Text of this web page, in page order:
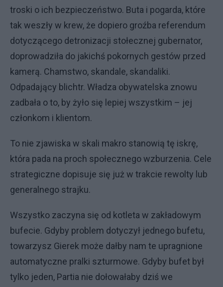
troski o ich bezpieczeństwo. Buta i pogarda, które
tak weszły w krew, że dopiero groźba referendum
dotyczącego detronizacji stołecznej gubernator,
doprowadziła do jakichś pokornych gestów przed
kamerą. Chamstwo, skandale, skandaliki.
Odpadający blichtr. Władza obywatelska znowu
zadbała o to, by żyło się lepiej wszystkim – jej
członkom i klientom.
To nie zjawiska w skali makro stanowią tę iskrę,
która pada na proch społecznego wzburzenia. Cele
strategiczne dopisuje się już w trakcie rewolty lub
generalnego strajku.
Wszystko zaczyna się od kotleta w zakładowym
bufecie. Gdyby problem dotyczył jednego bufetu,
towarzysz Gierek może dałby nam te upragnione
automatyczne pralki szturmowe. Gdyby bufet był
tylko jeden, Partia nie dołowałaby dziś we